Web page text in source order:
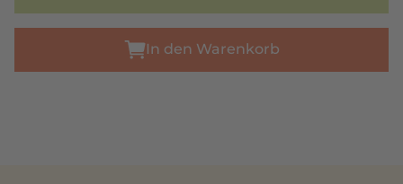
In den Warenkorb